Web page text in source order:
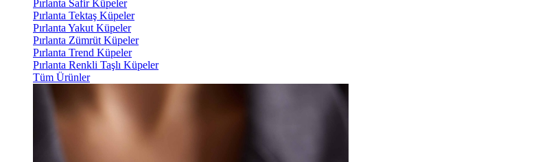
Pırlanta Safir Küpeler
Pırlanta Tektaş Küpeler
Pırlanta Yakut Küpeler
Pırlanta Zümrüt Küpeler
Pırlanta Trend Küpeler
Pırlanta Renkli Taşlı Küpeler
Tüm Ürünler